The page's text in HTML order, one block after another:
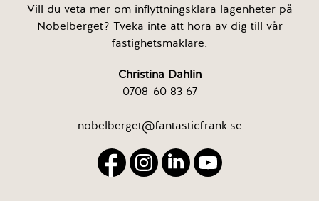
Vill du veta mer om inflyttningsklara lägenheter på
Nobelberget? Tveka inte att höra av dig till vår
fastighetsmäklare.
Christina Dahlin
0708-60 83 67
nobelberget@fantasticfrank.se